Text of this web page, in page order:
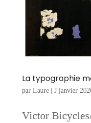
La typographie
par Laure| J janvier
Victor